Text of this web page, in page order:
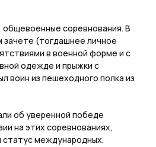
соревнования. В
зачете (тогдашнее личное
в военной форме и с
одежде и прыжки с
воин из пешеходного полка из
об уверенной победе
на этих соревнованиях,
международных.